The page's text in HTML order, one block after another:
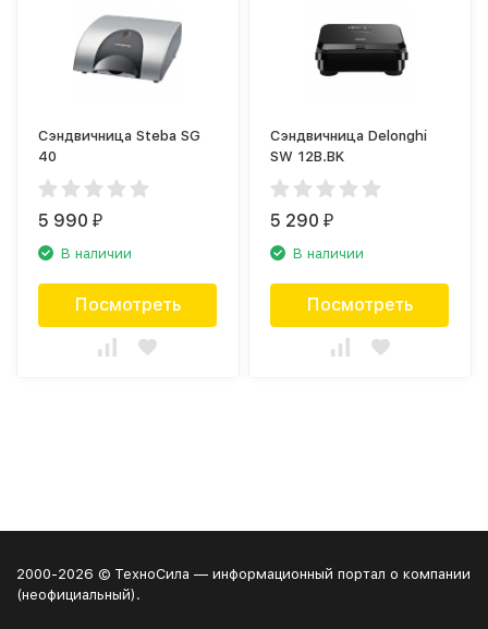
Сэндвичница Steba SG
40
5 990₽
В наличии
Посмотреть
Сэндвичница Delonghi
SW 12B.BK
5 290₽
В наличии
Посмотреть
2000-2026 © ТехноСила — информационный портал о компании
(неофициальный).